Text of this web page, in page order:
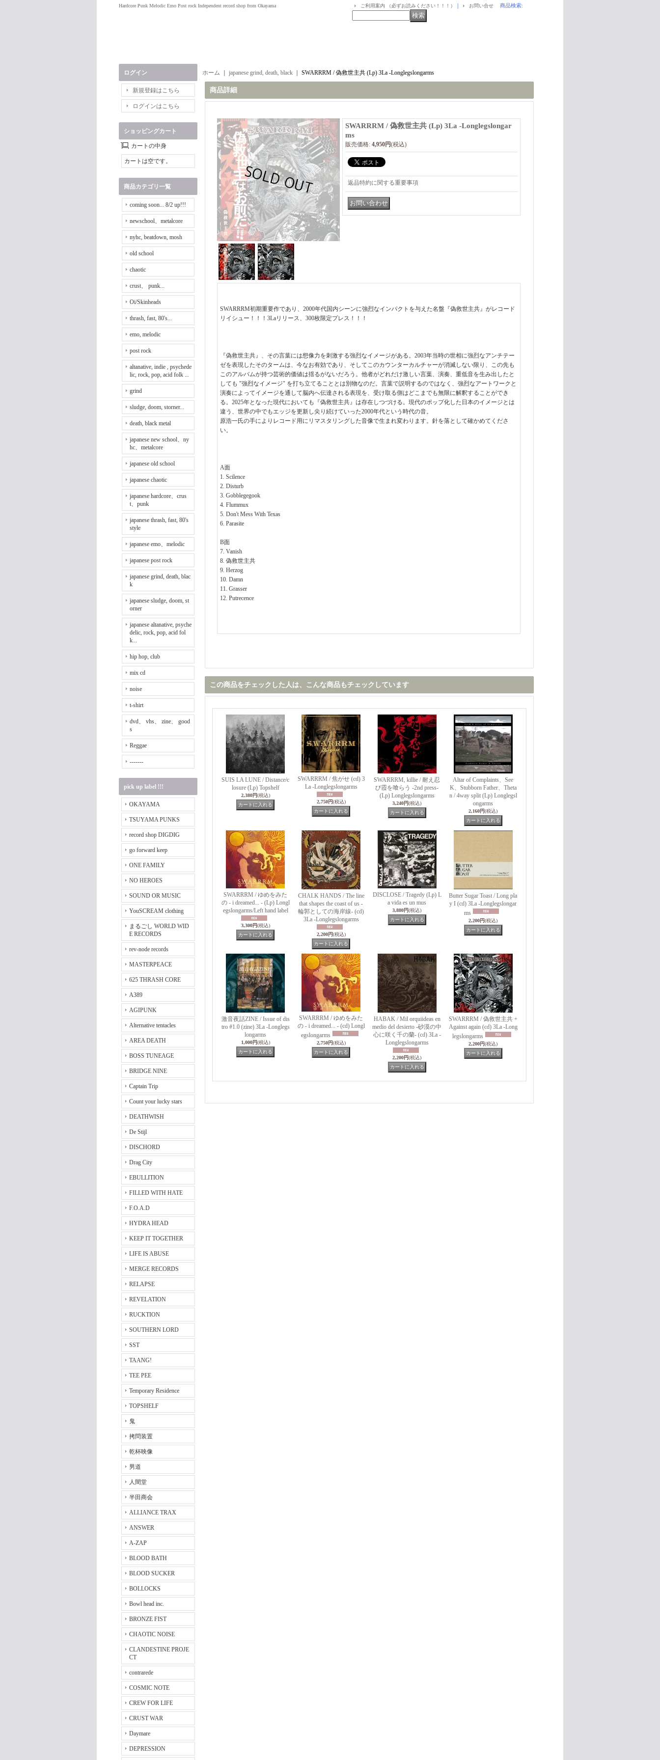
Hardcore Punk Melodic Emo Post rock Independent record shop from Okayama ご利用案内 （必ずお読みください！！！） ｜ お問い合せ 商品検索:
ログイン
新規登録はこちら
ログインはこちら
ショッピングカート
カートの中身
カートは空です。
商品カテゴリ一覧
coming soon... 8/2 up!!!
newschool、metalcore
nyhc, beatdown, mosh
old school
chaotic
crust、 punk...
Oi/Skinheads
thrash, fast, 80's...
emo, melodic
post rock
altanative, indie , psychede
lic, rock, pop, acid folk ...
grind
sludge, doom, storner...
death, black metal
japanese new school、ny
hc、metalcore
japanese old school
japanese chaotic
japanese hardcore、crus
t、punk
japanese thrash, fast, 80's
style
japanese emo、melodic
japanese post rock
japanese grind, death, blac
k
japanese sludge, doom, st
orner
japanese altanative, psyche
delic, rock, pop, acid fol
k...
hip hop, club
mix cd
noise
t-shirt
dvd、 vhs、 zine、 good
s
Reggae
-------
pick up label !!!
OKAYAMA
TSUYAMA PUNKS
record shop DIGDIG
go forward keep
ONE FAMILY
NO HEROES
SOUND OR MUSIC
YouSCREAM clothing
まるごし WORLD WID
E RECORDS
rev-node records
MASTERPEACE
625 THRASH CORE
A389
AGIPUNK
Alternative tentacles
AREA DEATH
BOSS TUNEAGE
BRIDGE NINE
Captain Trip
Count your lucky stars
DEATHWISH
De Stijl
DISCHORD
Drag City
EBULLITION
FILLED WITH HATE
F.O.A.D
HYDRA HEAD
KEEP IT TOGETHER
LIFE IS ABUSE
MERGE RECORDS
RELAPSE
REVELATION
RUCKTION
SOUTHERN LORD
SST
TAANG!
TEE PEE
Temporary Residence
TOPSHELF
鬼
拷問装置
乾杯映像
男道
人間堂
半田商会
ALLIANCE TRAX
ANSWER
A-ZAP
BLOOD BATH
BLOOD SUCKER
BOLLOCKS
Bowl head inc.
BRONZE FIST
CHAOTIC NOISE
CLANDESTINE PROJE
CT
contrarede
COSMIC NOTE
CREW FOR LIFE
CRUST WAR
Daymare
DEPRESSION
ホーム japanese grind, death, black SWARRRM / 偽救世主共 (Lp) 3La -Longlegslongarms
商品詳細
SWARRRM / 偽救世主共 (Lp) 3La -Longlegslongar
ms
販売価格: 4,950円(税込)
返品特約に関する重要事項
SWARRRM初期重要作であり、2000年代国内シーンに強烈なインパクトを与えた名盤『偽救世主共』がレコード
リイシュー！！！3Laリリース、300枚限定プレス！！！
『偽救世主共』、その言葉には想像力を刺激する強烈なイメージがある。2003年当時の世相に強烈なアンチテー
ゼを表現したそのタームは、今なお有効であり、そしてこのカウンターカルチャーが消滅しない限り、この先も
このアルバムが持つ芸術的価値は揺るがないだろう。他者がどれだけ激しい言葉、演奏、重低音を生み出したと
しても "強烈なイメージ" を打ち立てることとは別物なのだ。言葉で説明するのではなく、強烈なアートワークと
演奏によってイメージを通して脳内へ伝達される表現を、受け取る側はどこまでも無限に解釈することができ
る。2025年となった現代においても『偽救世主共』は存在しつづける。現代のポップ化した日本のイメージとは
違う、世界の中でもエッジを更新し尖り続けていった2000年代という時代の音。
原浩一氏の手によりレコード用にリマスタリングした音像で生まれ変わります。針を落として確かめてくださ
い。
A面
1. Scilence
2. Disturb
3. Gobblegegook
4. Flummux
5. Don't Mess With Texas
6. Parasite
B面
7. Vanish
8. 偽救世主共
9. Herzog
10. Damn
11. Grasser
12. Putrecence
この商品をチェックした人は、こんな商品もチェックしています
SUIS LA LUNE / Distance/c
losure (Lp) Topshelf
2,380円(税込)
SWARRRM / 焦がせ (cd) 3
La -Longlegslongarms
2,750円(税込)
SWARRRM, killie / 耐え忍
び霞を喰らう -2nd press-
(Lp) Longlegslongarms
3,240円(税込)
Altar of Complaints、See
K、Stubborn Father、Theta
n / 4way split (Lp) Longlegsl
ongarms
2,160円(税込)
SWARRRM / ゆめをみた
の - i dreamed... - (Lp) Longl
egslongarms/Left hand label
3,300円(税込)
CHALK HANDS / The line
that shapes the coast of us -
輪郭としての海岸線- (cd)
3La -Longlegslongarms
2,200円(税込)
DISCLOSE / Tragedy (Lp) L
a vida es un mus
3,880円(税込)
Butter Sugar Toast / Long pla
y I (cd) 3La -Longlegslongar
ms
2,200円(税込)
激音夜話ZINE / Issue of dis
tro #1.0 (zine) 3La -Longlegs
longarms
1,000円(税込)
SWARRRM / ゆめをみた
の - i dreamed... - (cd) Longl
egslongarms
2,750円(税込)
HABAK / Mil orquiideas en
medio del desierto -砂漠の中
心に咲く千の蘭- (cd) 3La -
Longlegslongarms
2,200円(税込)
SWARRRM / 偽​救​世​主​共 +
Against again (cd) 3La -Long
legslongarms
2,200円(税込)